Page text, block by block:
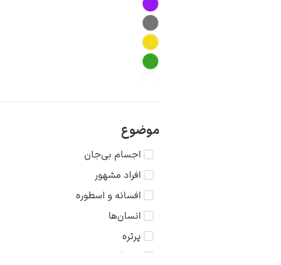
موضوع
اجسام بی‌جان
افراد مشهور
افسانه و اسطوره
انسان‌ها
پرتره
تاریخ